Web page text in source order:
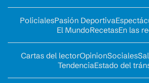
PolicialesPasión Deportiva
El MundoRecetasEn las
Cartas del lectorOpinionSociales
TendenciaEstado del